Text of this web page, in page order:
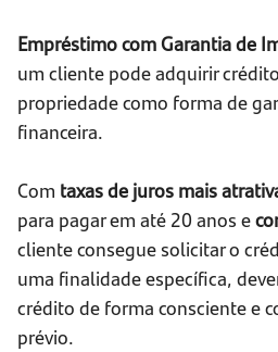
Empréstimo com Garantia de
um cliente pode adquirir
propriedade como forma de
financeira.
Com taxas de juros mais
para pagar em até 20 anos e
cliente consegue solicitar o
uma finalidade específica,
crédito de forma consciente e
prévio.